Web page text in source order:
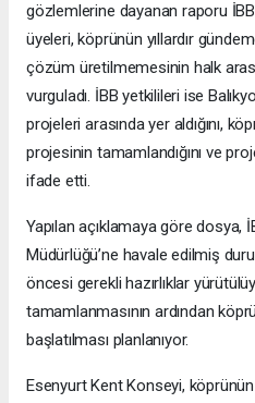
gözlemlerine dayanan raporu
üyeleri, köprünün yıllardır
çözüm üretilmemesinin halk
vurguladı. İBB yetkilileri ise
projeleri arasında yer aldığını,
projesinin tamamlandığını ve
ifade etti.
Yapılan açıklamaya göre dosya,
Müdürlüğü’ne havale edilmiş
öncesi gerekli hazırlıklar
tamamlanmasının ardından
başlatılması planlanıyor.
Esenyurt Kent Konseyi,